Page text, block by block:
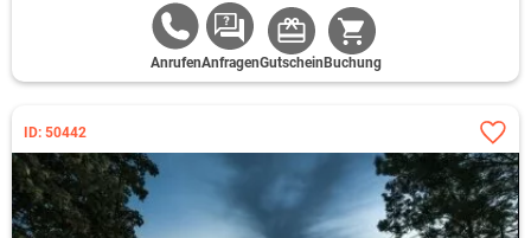
AnrufenAnfragenGutschein Buchung
ID: 50442